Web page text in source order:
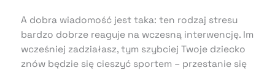
A dobra wiadomość jest taka: ten rodzaj stresu
bardzo dobrze reaguje na wczesną interwencję. Im
wcześniej zadziałasz, tym szybciej Twoje dziecko
znów będzie się cieszyć sportem – przestanie się